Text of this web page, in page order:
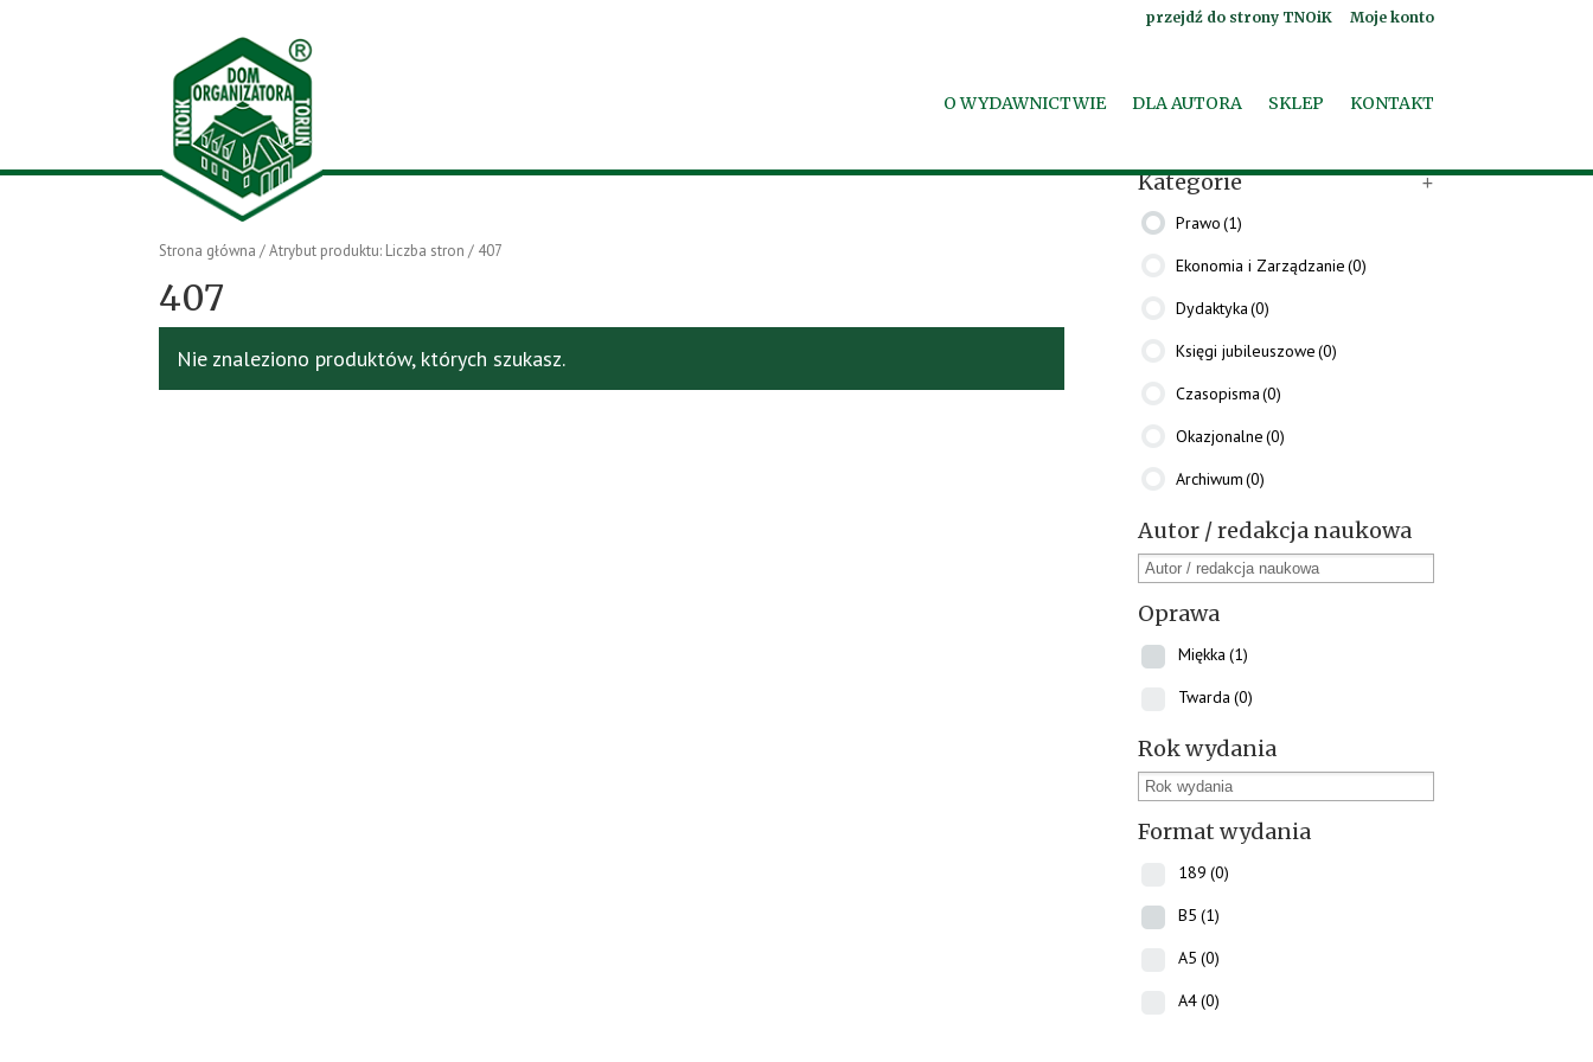
przejdź do strony TNOiK Moje konto
O WYDAWNICTWIE DLA AUTORA SKLEP KONTAKT
Strona główna / Atrybut produktu: Liczba stron / 407
407
Nie znaleziono produktów, których szukasz.
Kategorie
Prawo(1)
Ekonomia i Zarządzanie
Dydaktyka(0)
Księgi jubileuszowe
Czasopisma(0)
Okazjonalne(0)
Archiwum
Autor / redakcja naukowa
Oprawa
Miękka(1)
Twarda(0)
Rok wydania
Format wydania
189(0)